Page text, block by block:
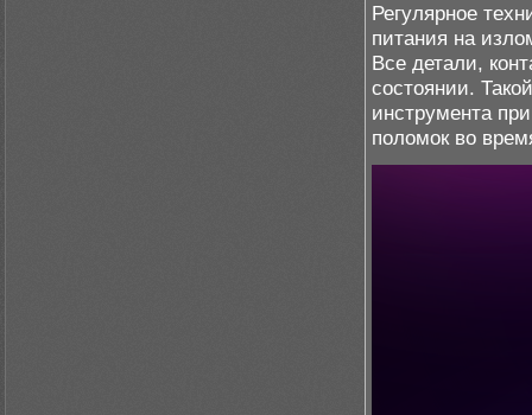
Регулярное
питания на
Все детали,
состоянии.
инструмента
поломок во